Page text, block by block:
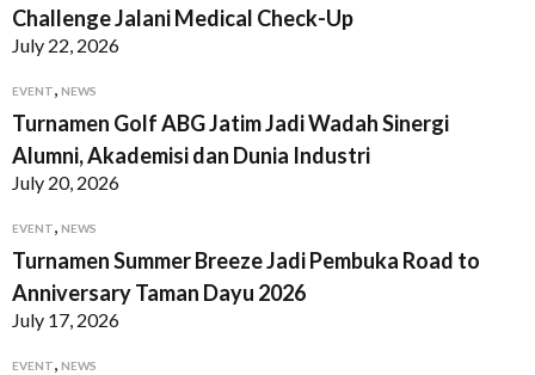
Challenge Jalani Medical Check-Up
July 22, 2026
EVENT, NEWS
Turnamen Golf ABG Jatim Jadi Wadah Sinergi
Alumni, Akademisi dan Dunia Industri
July 20, 2026
EVENT, NEWS
Turnamen Summer Breeze Jadi Pembuka Road to
Anniversary Taman Dayu 2026
July 17, 2026
EVENT, NEWS